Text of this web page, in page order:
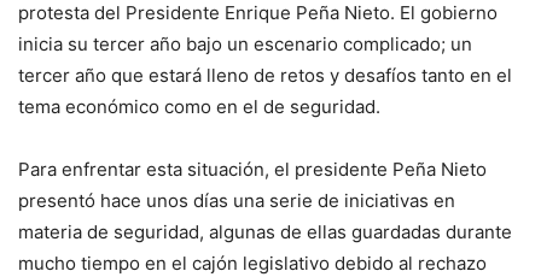
protesta del Presidente Enrique Peña Nieto. El gobierno
inicia su tercer año bajo un escenario complicado; un
tercer año que estará lleno de retos y desafíos tanto en el
tema económico como en el de seguridad.
Para enfrentar esta situación, el presidente Peña Nieto
presentó hace unos días una serie de iniciativas en
materia de seguridad, algunas de ellas guardadas durante
mucho tiempo en el cajón legislativo debido al rechazo